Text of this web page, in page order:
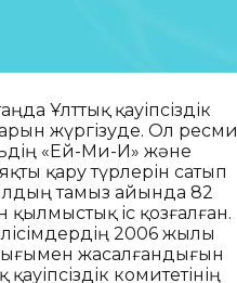
Ұлттық қауіпсіздік
жүргізуде. Ол ресми
«Ей-Ми-И» және
қару түрлерін сатып
тамыз айында 82
іс қозғалған.
2006 жылы
жасалғандығын
комитетінің